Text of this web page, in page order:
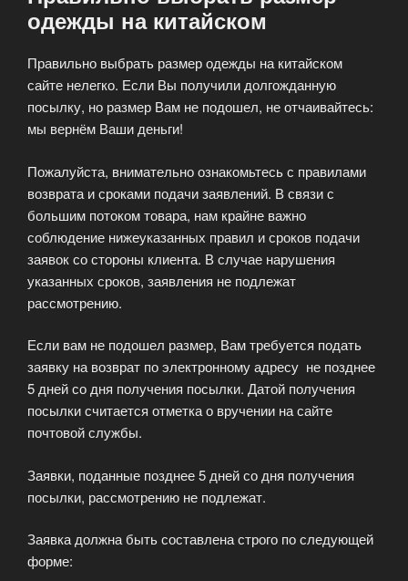
одежды на китайском
Правильно выбрать размер одежды на китайском
сайте нелегко. Если Вы получили долгожданную
посылку, но размер Вам не подошел, не отчаивайтесь:
мы вернём Ваши деньги!
Пожалуйста, внимательно ознакомьтесь с правилами
возврата и сроками подачи заявлений. В связи с
большим потоком товара, нам крайне важно
соблюдение нижеуказанных правил и сроков подачи
заявок со стороны клиента. В случае нарушения
указанных сроков, заявления не подлежат
рассмотрению.
Если вам не подошел размер, Вам требуется подать
заявку на возврат по электронному адресу не позднее
5 дней со дня получения посылки. Датой получения
посылки считается отметка о вручении на сайте
почтовой службы.
Заявки, поданные позднее 5 дней со дня получения
посылки, рассмотрению не подлежат.
Заявка должна быть составлена строго по следующей
форме: